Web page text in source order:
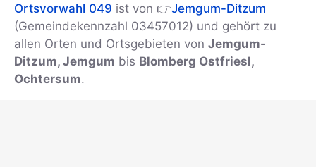
Ortsvorwahl 049 ist von 👉Jemgum-Ditzum
(Gemeindekennzahl 03457012) und gehört zu
allen Orten und Ortsgebieten von Jemgum-
Ditzum, Jemgum bis Blomberg Ostfriesl,
Ochtersum.